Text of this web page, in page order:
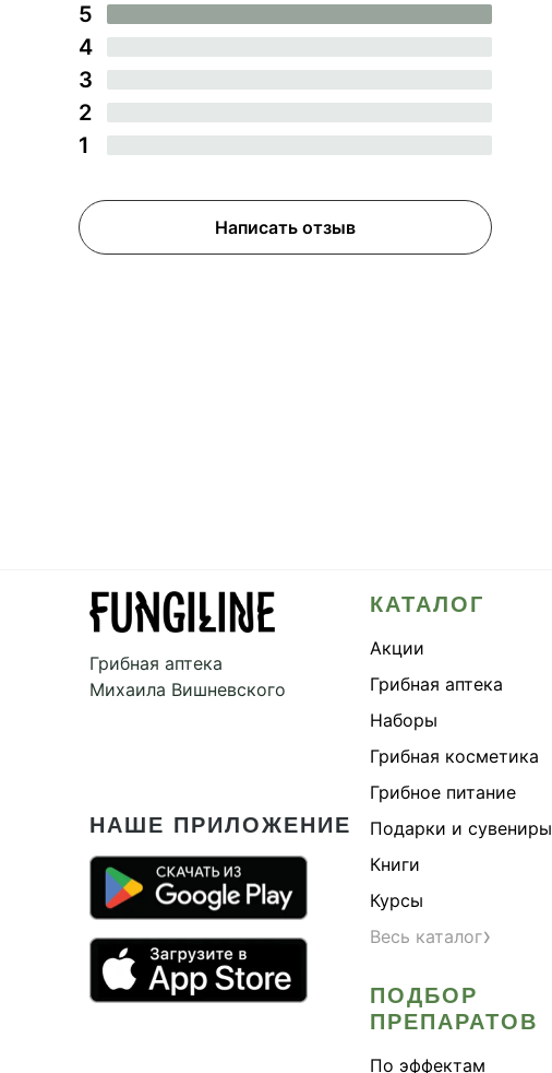
5
4
3
2
1
Написать отзыв
Грибная аптека
Михаила Вишневского
НАШЕ ПРИЛОЖЕНИЕ
КАТАЛОГ
Акции
Грибная аптека
Наборы
Грибная косметика
Грибное питание
Подарки и сувениры
Книги
Курсы
Весь каталог›
ПОДБОР
ПРЕПАРАТОВ
По эффектам